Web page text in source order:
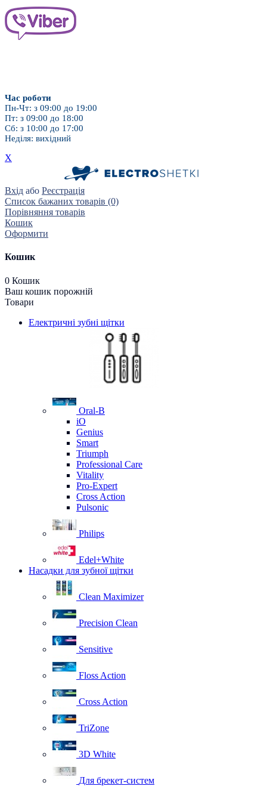
Дитячі насадки
Для брекет-систем
Час роботи
Пн-Чт: з 09:00 до 19:00
Пт: з 09:00 до 18:00
Сб: з 10:00 до 17:00
Неділя: вихідний
X
Вхід або Реєстрація
Список бажаних товарів (0)
Порівняння товарів
Кошик
Оформити
Кошик
0 Кошик
Ваш кошик порожній
Товари
Електричні зубні щітки
Oral-B
iO
Genius
Smart
Triumph
Professional Care
Vitality
Pro-Expert
Cross Action
Pulsonic
Philips
Edel+White
Насадки для зубної щітки
Clean Maximizer
Precision Clean
Sensitive
Floss Action
Cross Action
TriZone
3D White
Для брекет-систем